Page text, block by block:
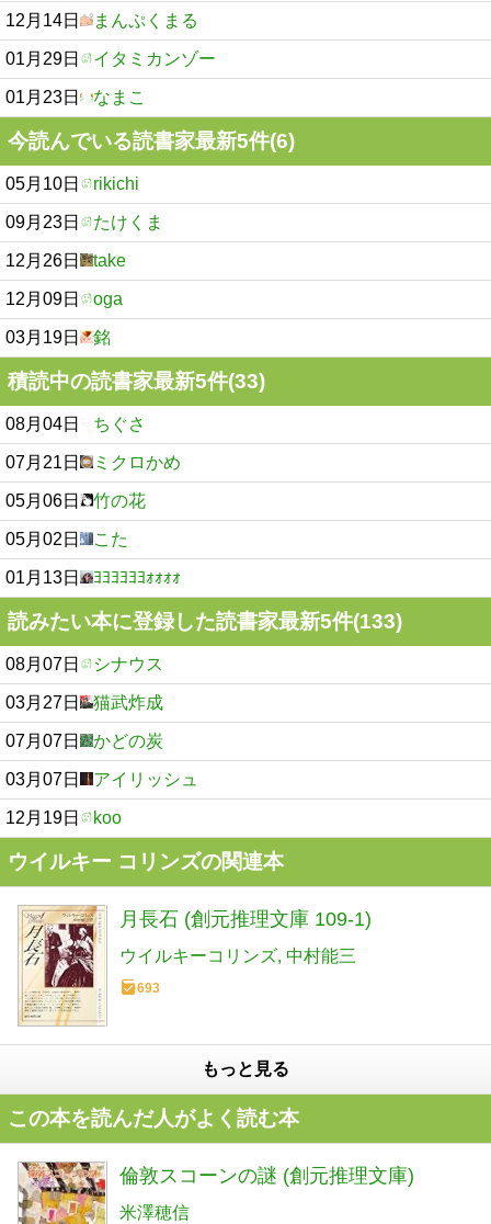
12月14日 まんぷくまる
01月29日 イタミカンゾー
01月23日 なまこ
今読んでいる読書家最新5件(6)
05月10日 rikichi
09月23日 たけくま
12月26日 take
12月09日 oga
03月19日 銘
積読中の読書家最新5件(33)
08月04日 ちぐさ
07月21日 ミクロかめ
05月06日 竹の花
05月02日 こた
01月13日 ﾖﾖﾖﾖﾖﾖｫｫｫｫ
読みたい本に登録した読書家最新5件(133)
08月07日 シナウス
03月27日 猫武炸成
07月07日 かどの炭
03月07日 アイリッシュ
12月19日 koo
ウイルキー コリンズの関連本
月長石 (創元推理文庫 109-1)
ウイルキーコリンズ 中村能三
693
もっと見る
この本を読んだ人がよく読む本
倫敦スコーンの謎 (創元推理文庫)
米澤穂信